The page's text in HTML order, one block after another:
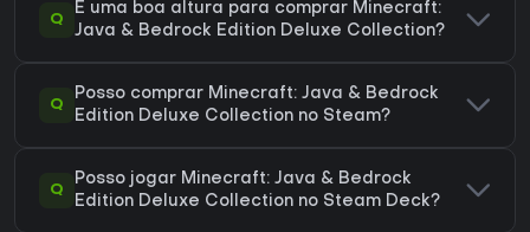
Q
É uma boa altura para comprar Minecraft:
Java & Bedrock Edition Deluxe Collection?
Q
Posso comprar Minecraft: Java & Bedrock
Edition Deluxe Collection no Steam?
Q
Posso jogar Minecraft: Java & Bedrock
Edition Deluxe Collection no Steam Deck?